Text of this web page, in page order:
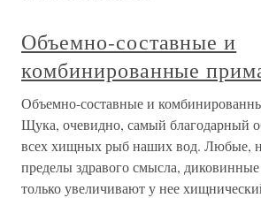
Объемно-составные и
комбинированные
Объемно-составные и
Щука, очевидно, самый благодарный
всех хищных рыб наших вод. Любые,
пределы здравого смысла, диковинные
только увеличивают у нее